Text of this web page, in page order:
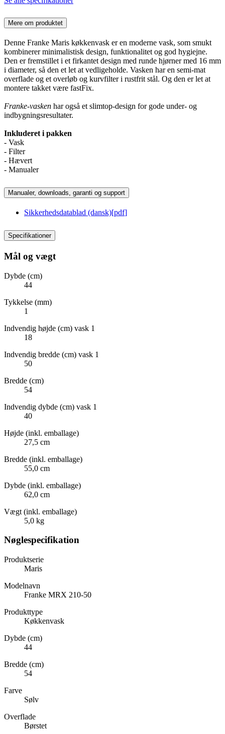
Mere om produktet
Denne Franke Maris køkkenvask er en moderne vask, som smukt
kombinerer minimalistisk design, funktionalitet og god hygiejne.
Den er fremstillet i et firkantet design med runde hjørner med 16 mm
i diameter, så den et let at vedligeholde. Vasken har en semi-mat
overflade og et overløb og kurvfilter i rustfrit stål. Og den er let at
montere takket være fastFix.
Franke-vasken har også et slimtop-design for gode under- og
indbygningsresultater.
Inkluderet i pakken
- Vask
- Filter
- Hævert
- Manualer
Manualer, downloads, garanti og support
Sikkerhedsdatablad (dansk)[pdf]
Specifikationer
Mål og vægt
Dybde (cm)
44
Tykkelse (mm)
1
Indvendig højde (cm) vask 1
18
Indvendig bredde (cm) vask 1
50
Bredde (cm)
54
Indvendig dybde (cm) vask 1
40
Højde (inkl. emballage)
27,5 cm
Bredde (inkl. emballage)
55,0 cm
Dybde (inkl. emballage)
62,0 cm
Vægt (inkl. emballage)
5,0 kg
Nøglespecifikation
Produktserie
Maris
Modelnavn
Franke MRX 210-50
Produkttype
Køkkenvask
Dybde (cm)
44
Bredde (cm)
54
Farve
Sølv
Overflade
Børstet